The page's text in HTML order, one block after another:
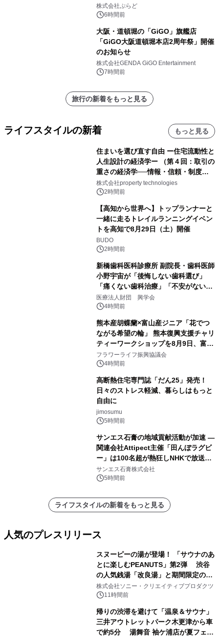
日1組限定「岩屋温泉 絵島別庭 海と
森」の握り寿司プラン
株式会社ぷらど
6時間前
大阪・道頓堀の「GiGO」旗艦店
「GiGO大阪道頓堀本店2周年祭」開催
のお知らせ
株式会社GENDA GiGO Entertainment
7時間前
旅行の新着をもっと見る
ライフスタイルの新着 もっと見る
住まいを選び直す自由 ー住宅流動性と
人生設計の経済学ー （第４回：取引の
重さの経済学──情報・信頼・制度を
PropTechはどう組み替えるか）｜
PropTech-Lab
株式会社property technologies
2時間前
【高知から世界へ】トップランナーと
一緒に走るトレイルランニングイベン
トを高知で8月29日（土）開催
BUDO
2時間前
新橋歯科医科診療所 副院長・歯科医師
小野宇宙が「後悔しない歯科選び」
「痛くない歯科治療」「不安がない治
療計画」をテーマに専門監修
医療法人財団 興学会
4時間前
熊本産胡蝶蘭×富山産ジニア「花でつ
ながる希望の輪」 熊本復興支援チャリ
ティーワークショップを8月9日、富
山・射水で開催
フラワーライフ振興協議会
4時間前
高断熱住宅専門誌「だん25」発売！
日々のストレス軽減、暮らしはもっと
自由に
jimosumu
5時間前
サンエス石膏の地域貢献活動が加速 ―
関連会社Attipect主催「田んぼラグビ
ー」は100名超が熱狂しNHKで放送さ
れました。
サンエス石膏株式会社
5時間前
ライフスタイルの新着をもっと見る
人気のプレスリリース
スヌーピーの湯が登場！ 「サウナのあ
とに楽しむPEANUTS」第2弾 渋谷
の人気銭湯「改良湯」と期間限定のコ
ラボレーション サウナイキタイコラ
ボグッズも発売決定！
株式会社ソニー・クリエイティブプロダクツ
11時間前
帰りの渋滞を避けて「温泉＆サウナ」
三井アウトレットパーク木更津から車
で約5分 湯舞音 袖ケ浦店が夏フェア